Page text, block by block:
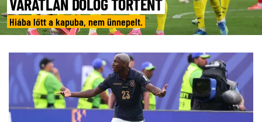
VÁRATLAN DOLOG TÖRTÉNT
Hiába lőtt a kapuba, nem ünnepelt.